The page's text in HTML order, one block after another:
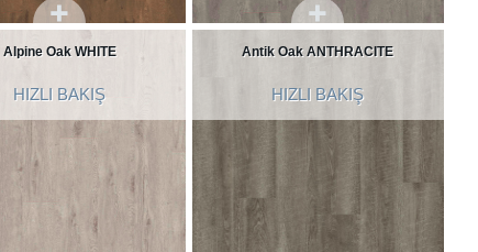
Alpine Oak WHITE
HIZLI BAKIŞ
Antik Oak ANTHRACITE
HIZLI BAKIŞ